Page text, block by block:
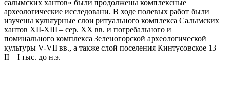
салымских хантов» были продолжены комплексные
археологические исследовани. В ходе полевых работ были
изучены культурные слои ритуального комплекса Салымских
хантов XII-XIII – сер. XX вв. и погребального и
поминального комплекса Зеленогорской археологической
культуры V-VII вв., а также слой поселения Кинтусовское 13
II – I тыс. до н.э.